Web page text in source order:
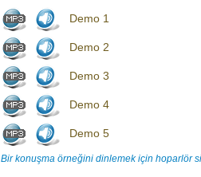
Demo 1
Demo 2
Demo 3
Demo 4
Demo 5
Bir konuşma örneğini dinlemek için hoparlör